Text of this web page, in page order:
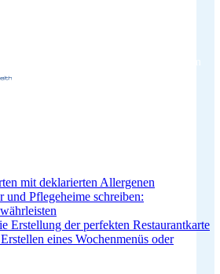
mit deklarierten Allergenen
und Pflegeheime schreiben:
Erstellung der perfekten Restaurantkarte
eines Wochenmenüs oder